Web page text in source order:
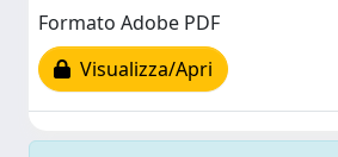
Formato Adobe PDF
Visualizza/Apri